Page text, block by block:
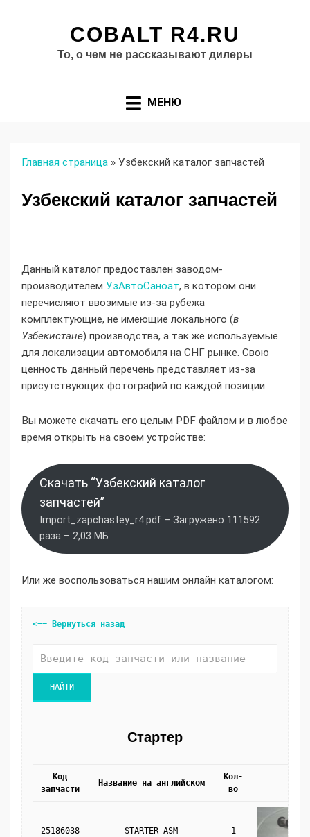
COBALT R4.RU
То, о чем не рассказывают дилеры
МЕНЮ
Главная страница » Узбекский каталог запчастей
Узбекский каталог запчастей
Данный каталог предоставлен заводом-
производителем УзАвтоСаноат, в котором они
перечисляют ввозимые из-за рубежа
комплектующие, не имеющие локального (в
Узбекистане) производства, а так же используемые
для локализации автомобиля на СНГ рынке. Свою
ценность данный перечень представляет из-за
присутствующих фотографий по каждой позиции.
Вы можете скачать его целым PDF файлом и в любое
время открыть на своем устройстве:
Скачать “Узбекский каталог
запчастей”
Import_zapchastey_r4.pdf – Загружено 111592
раза – 2,03 МБ
Или же воспользоваться нашим онлайн каталогом:
<== Вернуться назад
Стартер
Код
запчасти
Название на английском
Кол-
во
25186038 STARTER ASM 1